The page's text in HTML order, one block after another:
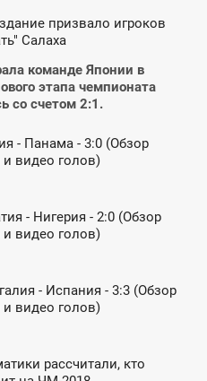
призвало игроков
Салаха
команде Японии в
этапа чемпионата
со счетом 2:1.
- Панама - 3:0 (Обзор
и видео голов)
- Нигерия - 2:0 (Обзор
и видео голов)
- Испания - 3:3 (Обзор
и видео голов)
рассчитали, кто